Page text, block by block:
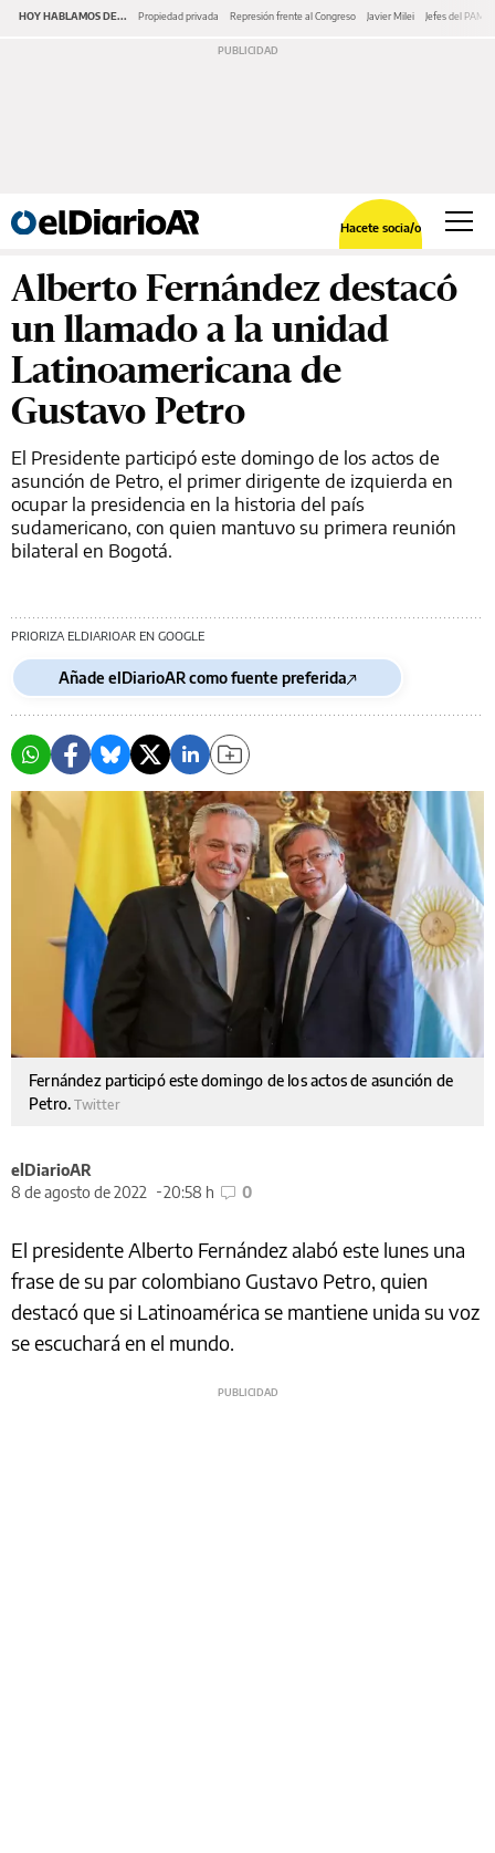
HOY HABLAMOS DE... Propiedad privada Represión frente al Congreso Javier Milei Jefes del PAMI
Hacete socia/o
Alberto Fernández destacó
un llamado a la unidad
Latinoamericana de
Gustavo Petro
El Presidente participó este domingo de los actos de
asunción de Petro, el primer dirigente de izquierda en
ocupar la presidencia en la historia del país
sudamericano, con quien mantuvo su primera reunión
bilateral en Bogotá.
PRIORIZA ELDIARIOAR EN GOOGLE
Añade elDiarioAR como fuente preferida
Fernández participó este domingo de los actos de asunción de
Petro.Twitter
elDiarioAR
8 de agosto de 2022
20:58 h 0
El presidente Alberto Fernández alabó este lunes una
frase de su par colombiano Gustavo Petro, quien
destacó que si Latinoamérica se mantiene unida su voz
se escuchará en el mundo.